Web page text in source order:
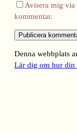
Avisera mig via
kommentar.
Denna webbplats
Lär dig om hur din